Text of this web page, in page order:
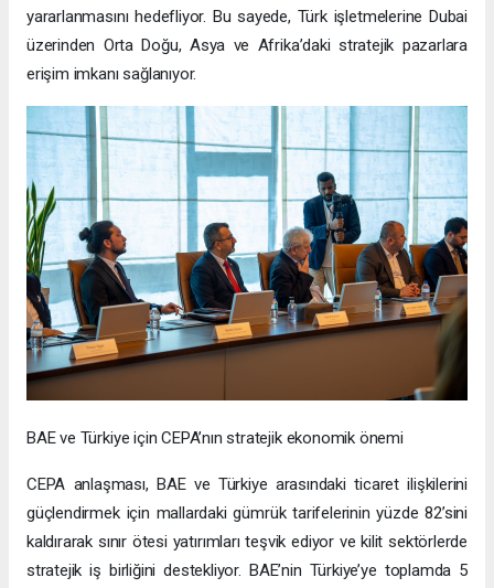
yararlanmasını hedefliyor. Bu sayede, Türk işletmelerine Dubai
üzerinden Orta Doğu, Asya ve Afrika’daki stratejik pazarlara
erişim imkanı sağlanıyor.
BAE ve Türkiye için CEPA’nın stratejik ekonomik önemi
CEPA anlaşması, BAE ve Türkiye arasındaki ticaret ilişkilerini
güçlendirmek için mallardaki gümrük tarifelerinin yüzde 82’sini
kaldırarak sınır ötesi yatırımları teşvik ediyor ve kilit sektörlerde
stratejik iş birliğini destekliyor. BAE’nin Türkiye’ye toplamda 5